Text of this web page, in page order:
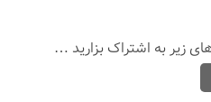
زیر به اشتراک بزارید …